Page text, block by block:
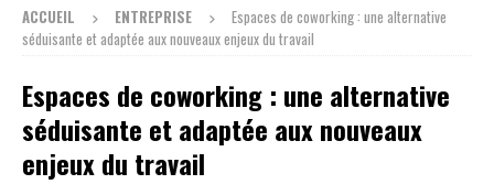
ACCUEIL ENTREPRISE
Espaces de coworking : une alternative
séduisante et adaptée aux nouveaux enjeux du travail
Espaces de coworking : une alternative
séduisante et adaptée aux nouveaux
enjeux du travail